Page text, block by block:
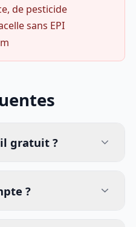
de pesticide
sans EPI
gratuit ?
?